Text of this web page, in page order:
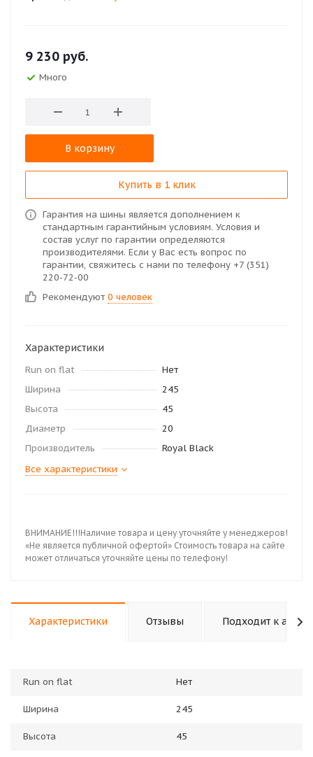
9 230 руб.
Много
В корзину
Купить в 1 клик
Гарантия на шины является дополнением к
стандартным гарантийным условиям. Условия и
состав услуг по гарантии определяются
производителями. Если у Вас есть вопрос по
гарантии, свяжитесь с нами по телефону +7 (351)
220-72-00
Рекомендуют 0 человек
Характеристики
Run on flat
Нет
Ширина
245
Высота
45
Диаметр
20
Производитель
Royal Black
Все характеристики
ВНИМАНИЕ!!!Наличие товара и цену уточняйте у менеджеров!
«Не является публичной офертой» Стоимость товара на сайте
может отличаться уточняйте цены по телефону!
Характеристики Отзывы Подходит к авто
Run on flat Нет
Ширина 245
Высота 45